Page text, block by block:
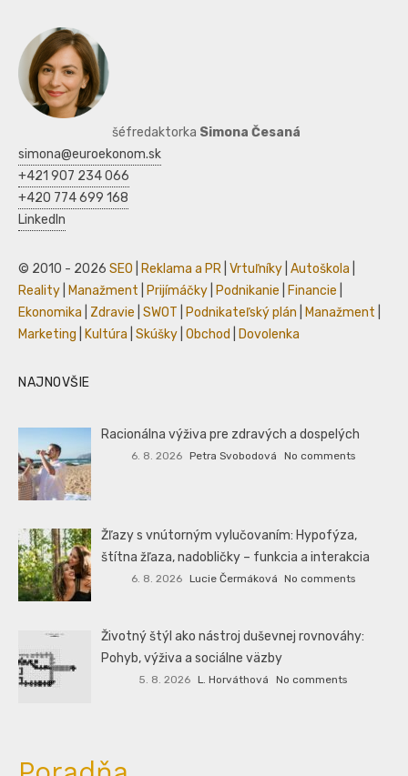
šéfredaktorka Simona Česaná
simona@euroekonom.sk
+421 907 234 066
+420 774 699 168
LinkedIn
© 2010 - 2026 SEO Reklama a PR Vrtuľníky Autoškola
Reality
Manažment Prijímáčky Podnikanie Financie
Ekonomika
Zdravie SWOT Podnikateľský plán Manažment
Marketing
Kultúra Skúšky Obchod Dovolenka
NAJNOVŠIE
Racionálna výživa pre zdravých a dospelých
6. 8. 2026 Petra Svobodová No comments
Žľazy s vnútorným vylučovaním: Hypofýza,
štítna žľaza, nadobličky – funkcia a interakcia
6. 8. 2026 Lucie Čermáková No comments
Životný štýl ako nástroj duševnej rovnováhy:
Pohyb, výživa a sociálne väzby
5. 8. 2026 L. Horváthová No comments